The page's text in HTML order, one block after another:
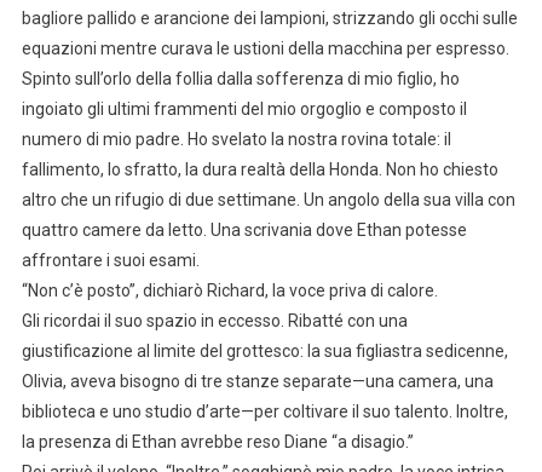
bagliore pallido e arancione dei lampioni, strizzando gli occhi sulle
equazioni mentre curava le ustioni della macchina per espresso.
Spinto sull’orlo della follia dalla sofferenza di mio figlio, ho
ingoiato gli ultimi frammenti del mio orgoglio e composto il
numero di mio padre. Ho svelato la nostra rovina totale: il
fallimento, lo sfratto, la dura realtà della Honda. Non ho chiesto
altro che un rifugio di due settimane. Un angolo della sua villa con
quattro camere da letto. Una scrivania dove Ethan potesse
affrontare i suoi esami.
“Non c’è posto”, dichiarò Richard, la voce priva di calore.
Gli ricordai il suo spazio in eccesso. Ribatté con una
giustificazione al limite del grottesco: la sua figliastra sedicenne,
Olivia, aveva bisogno di tre stanze separate—una camera, una
biblioteca e uno studio d’arte—per coltivare il suo talento. Inoltre,
la presenza di Ethan avrebbe reso Diane “a disagio.”